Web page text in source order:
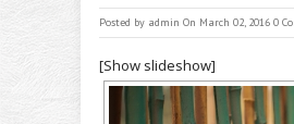
Posted by admin On March 02, 2016 0
[Show slideshow]